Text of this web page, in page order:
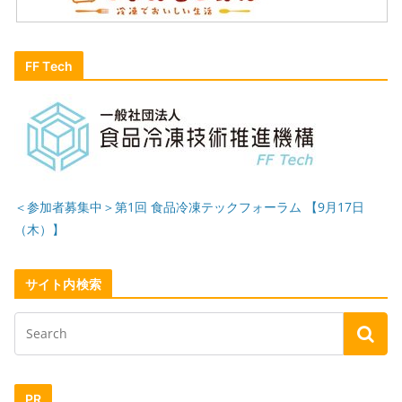
FF Tech
＜参加者募集中＞第1回 食品冷凍テックフォーラム 【9月17日
（木）】
サイト内検索
PR